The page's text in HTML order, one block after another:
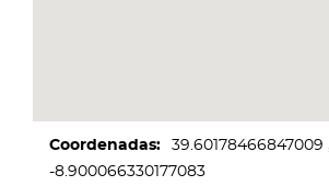
Coordenadas
39.60178466847009
-8.900066330177083